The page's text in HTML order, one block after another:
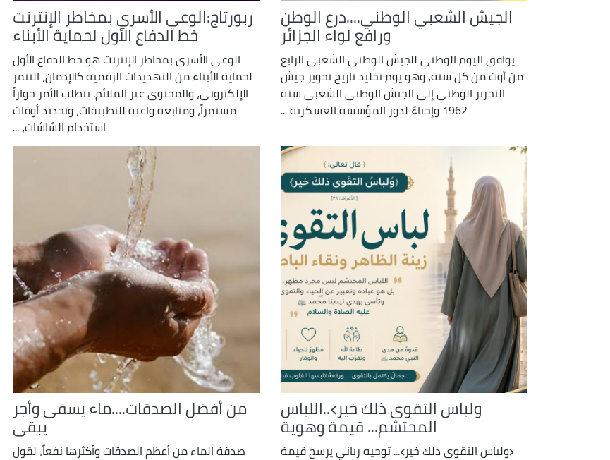
الجيش الشعبي الوطني....درع الوطن
ورافع لواء الجزائر
يوافق اليوم الوطني للجيش الوطني الشعبي الرابع
من أوت من كل سنة، وهو يوم تخليد تاريخ تحوير جيش
التحرير الوطني إلى الجيش الوطني الشعبي سنة
1962 وإحياءً لدور المؤسسة العسكرية ...
ربورتاج:الوعي الأسري بمخاطر الإنترنت
خط الدفاع الأول لحماية الأبناء
الوعي الأسري بمخاطر الإنترنت هو خط الدفاع الأول
لحماية الأبناء من التهديدات الرقمية كالإدمان، التنمر
الإلكتروني، والمحتوى غير الملائم. يتطلب الأمر حواراً
مستمراً، ومتابعة واعية للتطبيقات، وتحديد أوقات
استخدام الشاشات، ...
ولباس التقوى ذلك خير﴾..اللباس
المحتشم... قيمة وهوية
﴿ولباس التقوى ذلك خير﴾... توجيه رباني يرسخ قيمة
من أفضل الصدقات....ماء يسقى وأجر
يبقى
صدقة الماء من أعظم الصدقات وأكثرها نفعاً، لقول